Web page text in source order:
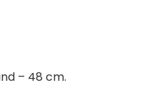
– 48 cm.